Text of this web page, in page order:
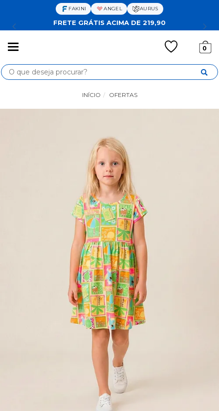
FAKINI ANGEL AURUS
FRETE GRÁTIS ACIMA DE 219,90
0
Busca
INÍCIO OFERTAS